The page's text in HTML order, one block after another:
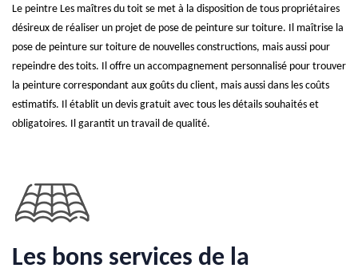
Le peintre Les maîtres du toit se met à la disposition de tous propriétaires
désireux de réaliser un projet de pose de peinture sur toiture. Il maîtrise la
pose de peinture sur toiture de nouvelles constructions, mais aussi pour
repeindre des toits. Il offre un accompagnement personnalisé pour trouver
la peinture correspondant aux goûts du client, mais aussi dans les coûts
estimatifs. Il établit un devis gratuit avec tous les détails souhaités et
obligatoires. Il garantit un travail de qualité.
Les bons services de la